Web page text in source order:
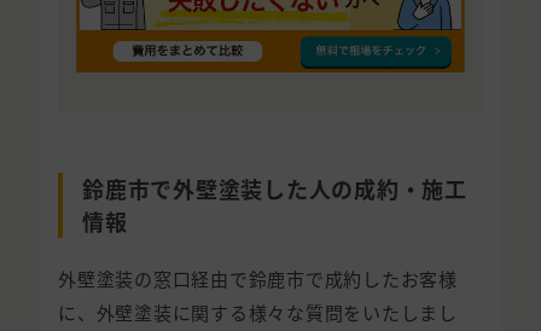
鈴鹿市で外壁塗装した人の成約・施工
情報
外壁塗装の窓口経由で鈴鹿市で成約したお客様
に、外壁塗装に関する様々な質問をいたしまし